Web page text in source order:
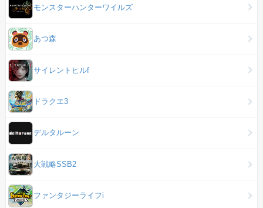
モンスターハンターワイルズ
あつ森
サイレントヒルf
ドラクエ3
デルタルーン
大戦略SSB2
ファンタジーライフi